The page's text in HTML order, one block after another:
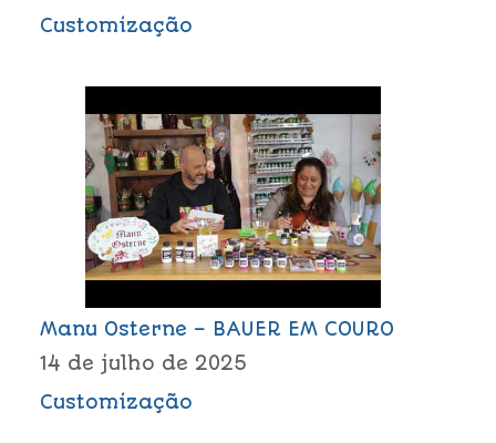
Customização
Manu Osterne – BAUER EM COURO
14 de julho de 2025
Customização